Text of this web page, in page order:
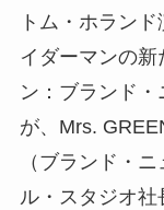
トム・ホラン
イダーマンの
ン：ブランド
が、Mrs.
（ブランド・
ル・スタジオ